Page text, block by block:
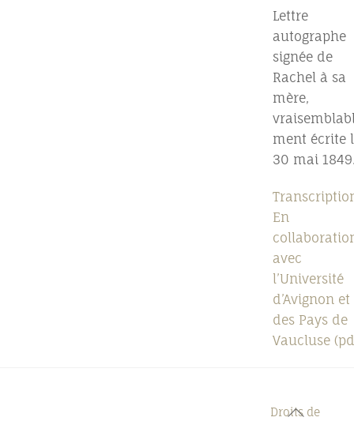
Lettre
autographe
signée de
Rachel à sa
mère,
ment écrite
30 mai
En
avec
l’Université
d’Avignon et
des Pays de
Vaucluse
Back
Droits de